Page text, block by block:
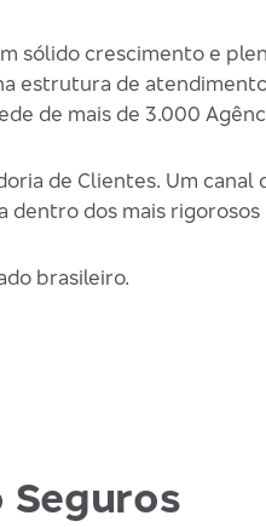
sólido crescimento e
estrutura de
de mais de 3.000
de Clientes. Um canal
dos mais rigorosos
brasileiro.
Seguros